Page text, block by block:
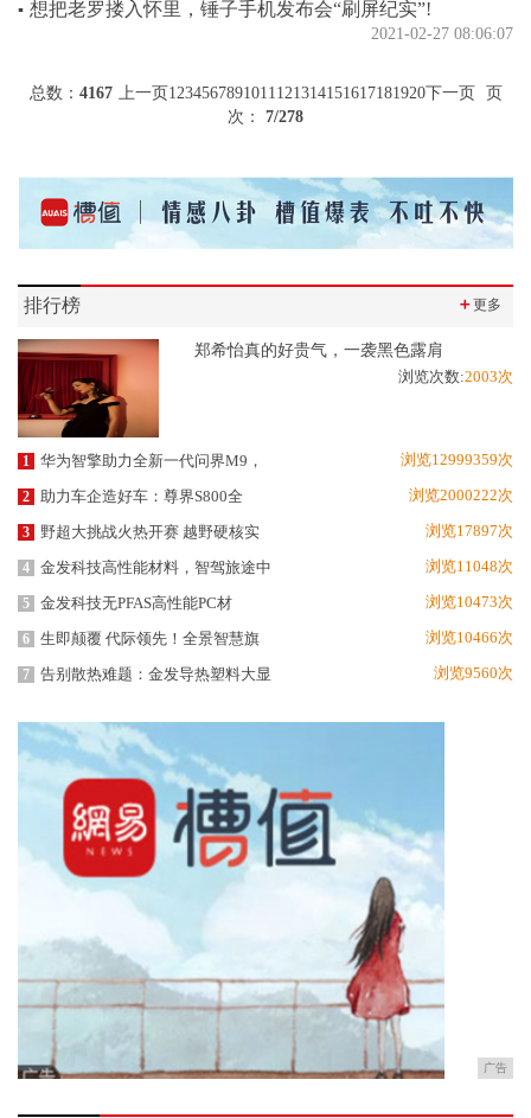
▪ 想把老罗搂入怀里，锤子手机发布会“刷屏纪实”!
2021-02-27 08:06:07
总数： 4167 上一页1234567891011121314151617181920下一页
页
次： 7/278
排行榜 ＋更多
郑希怡真的好贵气，一袭黑色露肩
浏览次数:2003次
1 华为智擎助力全新一代问界M9， 浏览12999359次
2 助力车企造好车：尊界S800全 浏览2000222次
3 野超大挑战火热开赛 越野硬核实 浏览17897次
4 金发科技高性能材料，智驾旅途中 浏览11048次
5 金发科技无PFAS高性能PC材 浏览10473次
6 生即颠覆 代际领先！全景智慧旗 浏览10466次
7 告别散热难题：金发导热塑料大显 浏览9560次
广告